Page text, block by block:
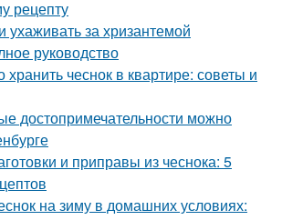
рецепту
ухаживать за хризантемой
руководство
хранить чеснок в квартире: советы и
достопримечательности можно
и приправы из чеснока: 5
на зиму в домашних условиях: